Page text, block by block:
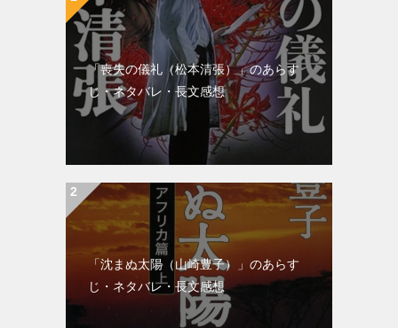
「喪失の儀礼（松本清張）」のあらす
じ・ネタバレ・長文感想
「沈まぬ太陽（山崎豊子）」のあらす
じ・ネタバレ・長文感想